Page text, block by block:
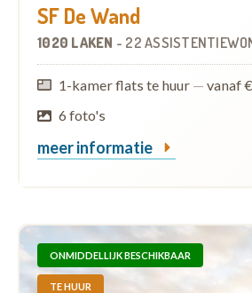
SF De Wand
1020 LAKEN - 22
1-kamer flats te huur — vanaf
6 foto's
meer informatie
ONMIDDELLIJK BESCHIKBAAR
TE HUUR